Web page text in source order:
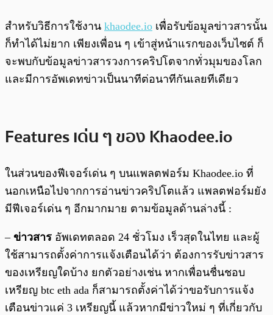
สำหรับวิธีการใช้งาน khaodee.io เพื่อรับข้อมูลข่าวสารนั้น
ก็ทำได้ไม่ยาก เพียงเพื่อน ๆ เข้าสู่หน้าแรกของเว็บไซต์ ก็
จะพบกับข้อมูลข่าวสารวงการคริปโตจากทั่วมุมของโลก
และมีการอัพเดทข่าวเป็นนาทีต่อนาทีกันเลยทีเดียว
Features เด่น ๆ ของ Khaodee.io
ในส่วนของฟีเจอร์เด่น ๆ บนแพลตฟอร์ม Khaodee.io ที่
นอกเหนือไปจากการอ่านข่าวคริปโตแล้ว แพลตฟอร์มยัง
มีฟีเจอร์เด่น ๆ อีกมากมาย ตามข้อมูลด้านล่างนี้ :
–ข่าวสาร อัพเดทตลอด 24 ชั่วโมง เร็วสุดในไทย และผู้
ใช้สามารถตั้งค่าการแจ้งเตือนได้ว่า ต้องการรับข่าวสาร
ของเหรียญใดบ้าง ยกตัวอย่างเช่น หากเพื่อนชื่นชอบ
เหรียญ btc eth ada ก็สามารถตั้งค่าได้ว่าขอรับการแจ้ง
เตือนข่าวแค่ 3 เหรียญนี้ แล้วหากมีข่าวใหม่ ๆ ที่เกี่ยวกับ